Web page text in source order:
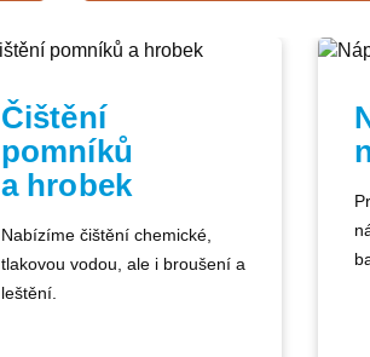
Čištění
pomníků
a hrobek
Nabízíme čištění chemické,
tlakovou vodou, ale i broušení a
leštění.